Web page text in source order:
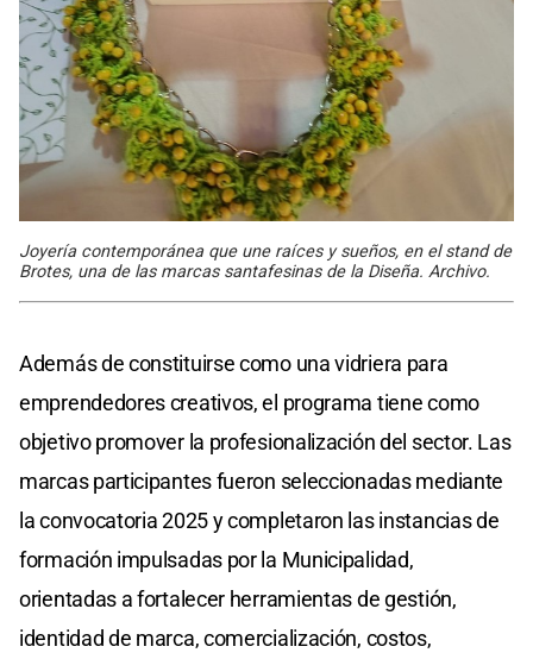
Joyería contemporánea que une raíces y sueños, en el stand de
Brotes, una de las marcas santafesinas de la Diseña. Archivo.
Además de constituirse como una vidriera para
emprendedores creativos, el programa tiene como
objetivo promover la profesionalización del sector. Las
marcas participantes fueron seleccionadas mediante
la convocatoria 2025 y completaron las instancias de
formación impulsadas por la Municipalidad,
orientadas a fortalecer herramientas de gestión,
identidad de marca, comercialización, costos,